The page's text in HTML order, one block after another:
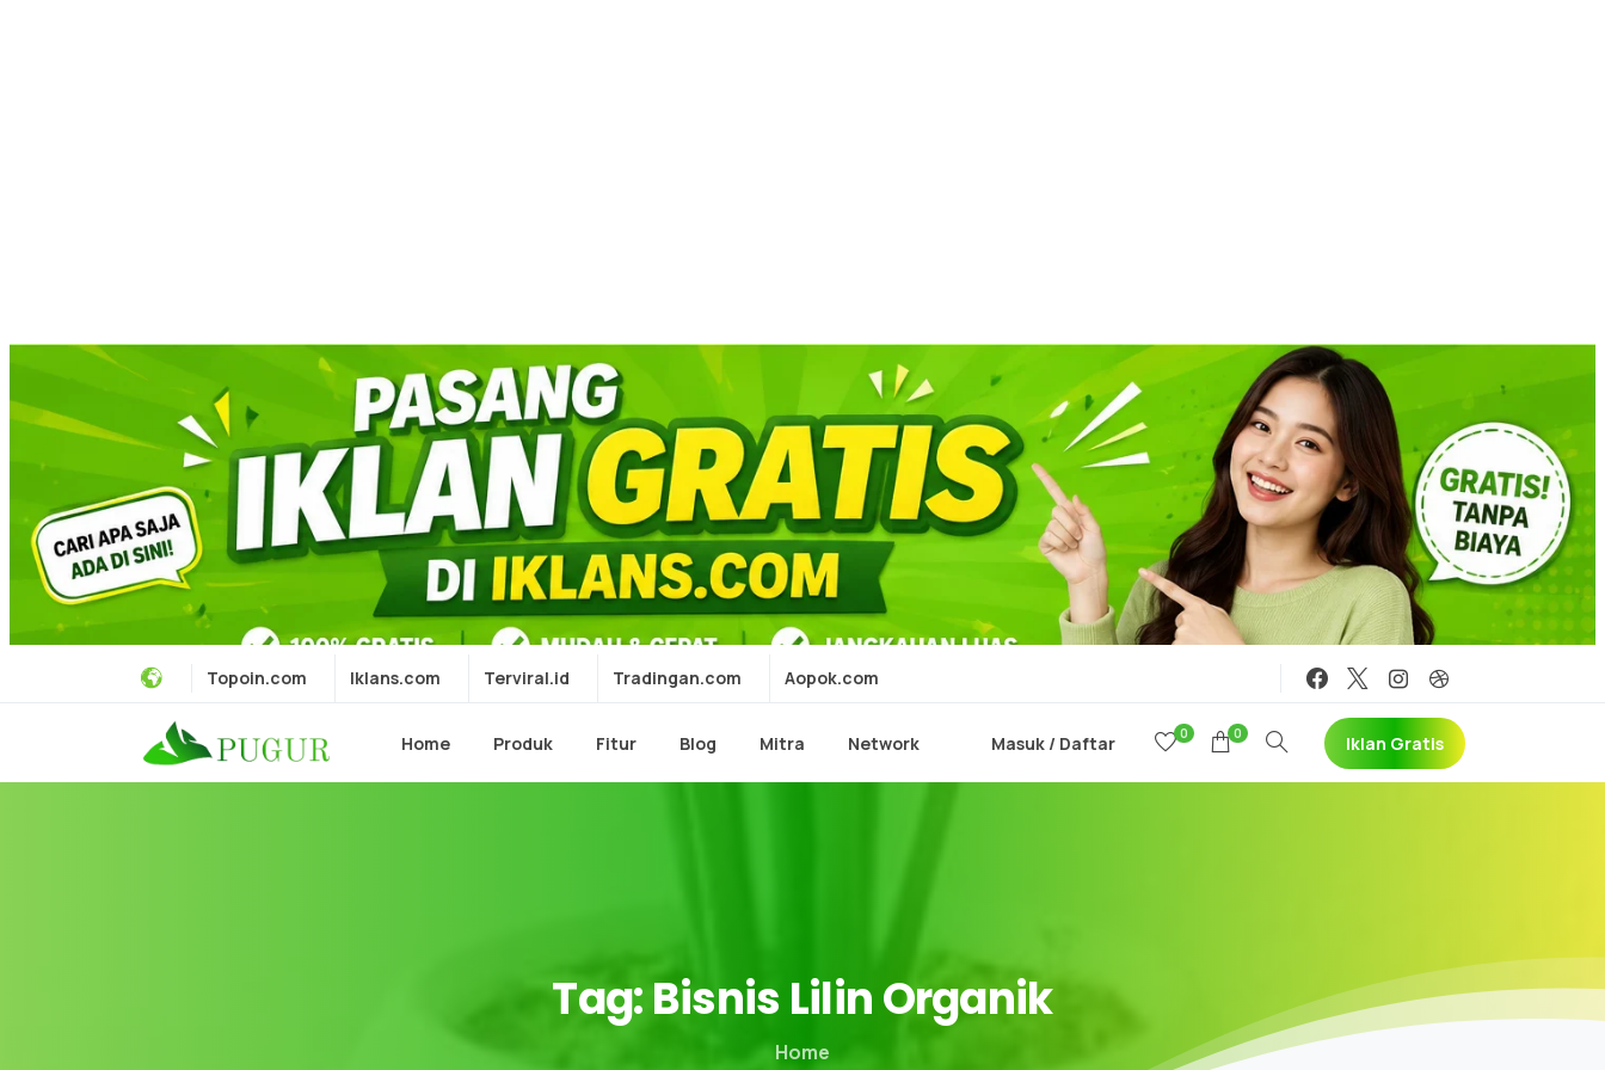
Topoin.com Iklans.com Terviral.id Tradingan.com Aopok.com
Home Produk Fitur Blog Mitra Network Masuk / Daftar 0 0 Iklan Gratis
Tag:Bisnis LilinOrganik
Home